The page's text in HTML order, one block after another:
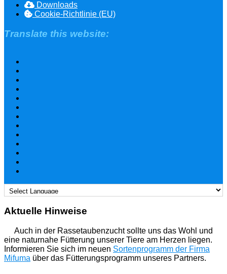
Downloads
Cookie-Richtlinie (EU)
Translate this website:
Aktuelle Hinweise
Auch in der Rassetaubenzucht sollte uns das Wohl und
eine naturnahe Fütterung unserer Tiere am Herzen liegen.
Informieren Sie sich im neuen Sortenprogramm der Firma
Mifuma über das Fütterungsprogramm unseres Partners.